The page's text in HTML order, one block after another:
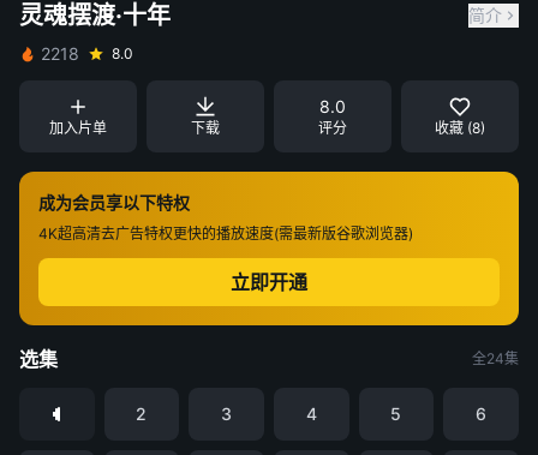
灵魂摆渡·十年
简介
2218
8.0
加入片单 下载
8.0
评分 收藏 (8)
成为会员享以下特权
4K超高清去广告特权更快的播放速度(需最新版谷歌浏览器)
立即开通
选集 全24集
2 3 4 5 6